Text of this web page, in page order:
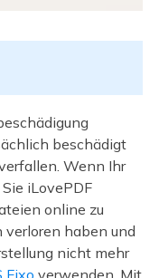
beschädigt
Wenn Ihr
iLovePDF
online zu
verloren haben und
nicht mehr
Fixo verwenden. Mit